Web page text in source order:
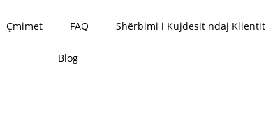
Çmimet FAQ Shërbimi i Kujdesit ndaj Klientit
Blog